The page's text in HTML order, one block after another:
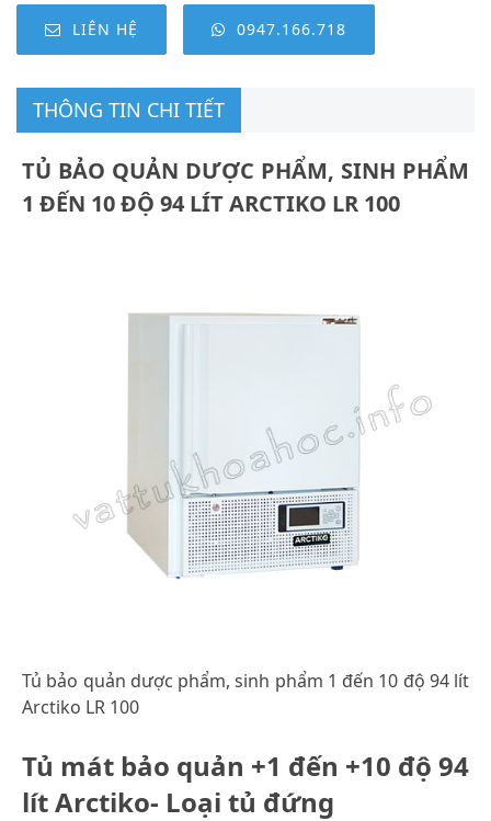
LIÊN HỆ 0947.166.718
THÔNG TIN CHI TIẾT
TỦ BẢO QUẢN DƯỢC PHẨM, SINH PHẨM
1 ĐẾN 10 ĐỘ 94 LÍT ARCTIKO LR 100
Tủ bảo quản dược phẩm, sinh phẩm 1 đến 10 độ 94 lít
Arctiko LR 100
Tủ mát bảo quản +1 đến +10 độ 94
lít Arctiko- Loại tủ đứng